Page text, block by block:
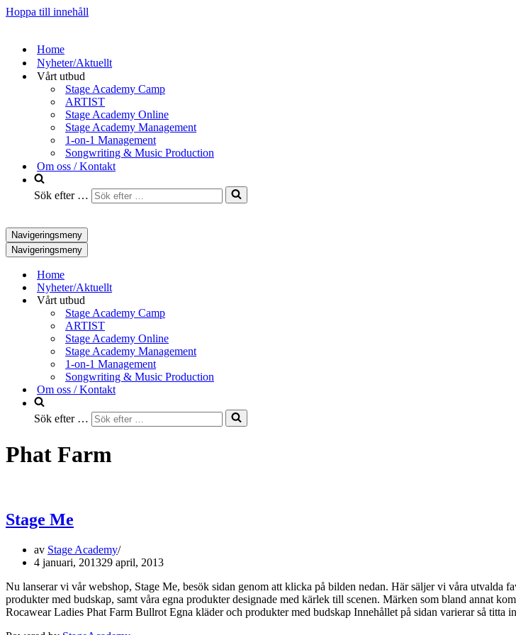
Hoppa till innehåll
Home
Nyheter/Aktuellt
Vårt utbud
Stage Academy Camp
ARTIST
Stage Academy Online
Stage Academy Management
1-on-1 Management
Songwriting & Music Production
Om oss / Kontakt
Sök efter …
Navigeringsmeny
Navigeringsmeny
Home
Nyheter/Aktuellt
Vårt utbud
Stage Academy Camp
ARTIST
Stage Academy Online
Stage Academy Management
1-on-1 Management
Songwriting & Music Production
Om oss / Kontakt
Sök efter …
Phat Farm
Stage Me
av Stage Academy
4 januari, 201329 april, 2013
Nu lanserar vi vår webshop, Stage Me, besök sidan genom att klicka på bilden nedan. Här säljer vi våra utvalda
produkter med budskap, samt våra egna produkter designade med kärlek till scenen. Märken som bland annat
Rocawear Ladies Phat Farm Bullrot Egna kläder och produkter med budskap Innehållet på sidan varierar så titta